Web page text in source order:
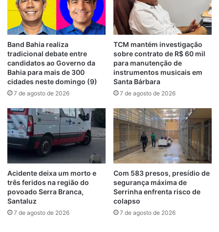
Band Bahia realiza
tradicional debate entre
candidatos ao Governo da
Bahia para mais de 300
cidades neste domingo (9)
7 de agosto de 2026
TCM mantém investigação
sobre contrato de R$ 60 mil
para manutenção de
instrumentos musicais em
Santa Bárbara
7 de agosto de 2026
Acidente deixa um morto e
três feridos na região do
povoado Serra Branca,
Santaluz
7 de agosto de 2026
Com 583 presos, presídio de
segurança máxima de
Serrinha enfrenta risco de
colapso
7 de agosto de 2026